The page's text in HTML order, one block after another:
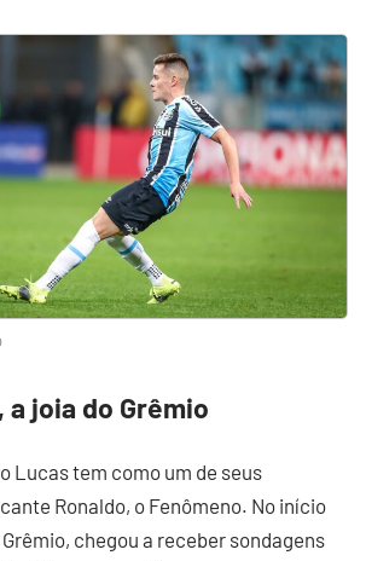
a joia do Grêmio
Lucas tem como um de seus
Ronaldo, o Fenômeno. No início
chegou a receber sondagens